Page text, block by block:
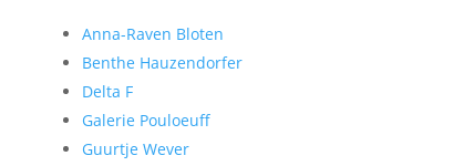
Anna-Raven Bloten
Benthe Hauzendorfer
Delta F
Galerie Pouloeuff
Guurtje Wever